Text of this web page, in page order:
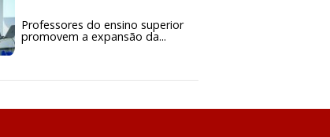
Professores do ensino superior
promovem a expansão da...